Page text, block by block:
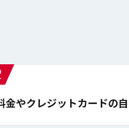
金やクレジットカードの